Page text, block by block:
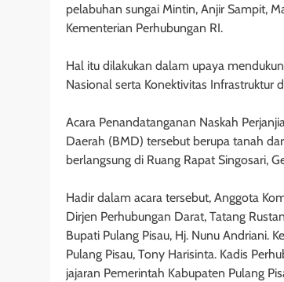
pelabuhan sungai Mintin, Anjir Sampit,
Kementerian Perhubungan RI.
Hal itu dilakukan dalam upaya
Nasional serta Konektivitas Infrastruktur
Acara Penandatanganan Naskah
Daerah (BMD) tersebut berupa tanah
berlangsung di Ruang Rapat Singosari,
Hadir dalam acara tersebut, Anggota
Dirjen Perhubungan Darat, Tatang
Bupati Pulang Pisau, Hj. Nunu Andriani.
Pulang Pisau, Tony Harisinta. Kadis
jajaran Pemerintah Kabupaten Pulang